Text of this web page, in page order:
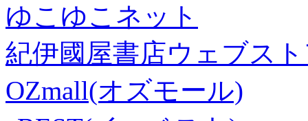
ゆこゆこネット
紀伊國屋書店ウェブス
OZmall(オズモール)